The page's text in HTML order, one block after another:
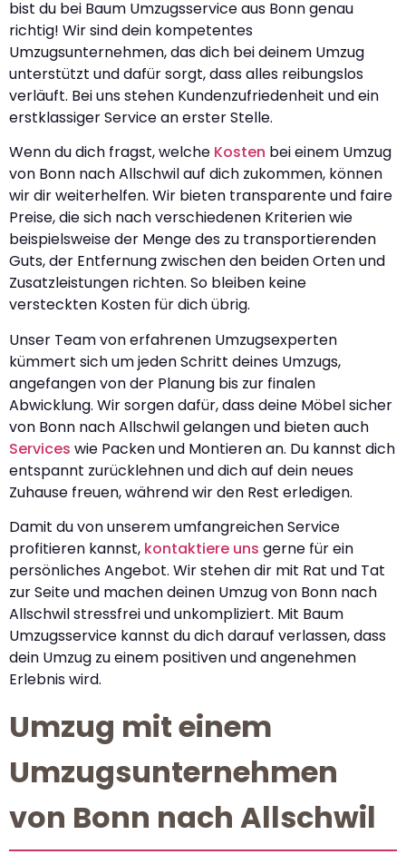
bist du bei Baum Umzugsservice aus Bonn genau
richtig! Wir sind dein kompetentes
Umzugsunternehmen, das dich bei deinem Umzug
unterstützt und dafür sorgt, dass alles reibungslos
verläuft. Bei uns stehen Kundenzufriedenheit und ein
erstklassiger Service an erster Stelle.
Wenn du dich fragst, welche Kosten bei einem Umzug
von Bonn nach Allschwil auf dich zukommen, können
wir dir weiterhelfen. Wir bieten transparente und faire
Preise, die sich nach verschiedenen Kriterien wie
beispielsweise der Menge des zu transportierenden
Guts, der Entfernung zwischen den beiden Orten und
Zusatzleistungen richten. So bleiben keine
versteckten Kosten für dich übrig.
Unser Team von erfahrenen Umzugsexperten
kümmert sich um jeden Schritt deines Umzugs,
angefangen von der Planung bis zur finalen
Abwicklung. Wir sorgen dafür, dass deine Möbel sicher
von Bonn nach Allschwil gelangen und bieten auch
Services wie Packen und Montieren an. Du kannst dich
entspannt zurücklehnen und dich auf dein neues
Zuhause freuen, während wir den Rest erledigen.
Damit du von unserem umfangreichen Service
profitieren kannst, kontaktiere uns gerne für ein
persönliches Angebot. Wir stehen dir mit Rat und Tat
zur Seite und machen deinen Umzug von Bonn nach
Allschwil stressfrei und unkompliziert. Mit Baum
Umzugsservice kannst du dich darauf verlassen, dass
dein Umzug zu einem positiven und angenehmen
Erlebnis wird.
Umzug mit einem
Umzugsunternehmen
von Bonn nach Allschwil